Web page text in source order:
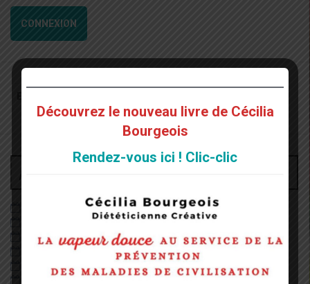
CONNEXION
Recherche
décembre 2022
août 2022
janvier 2022
Découvrez le nouveau livre de Cécilia
Bourgeois
Rendez-vous ici ! Clic-clic